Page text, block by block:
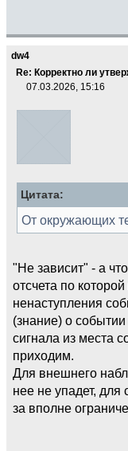
dw4
Re: Корректно ли
07.03.2026, 15:16
Цитата:
От окружающих
"Не зависит" - а
отсчета по
ненаступления
(знание) о
сигнала из места
приходим.
Для внешнего
нее не упадет,
за вполне